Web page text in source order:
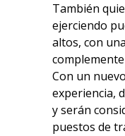
También
ejerciendo
altos, con
Con un
experiencia,
y serán
puestos de